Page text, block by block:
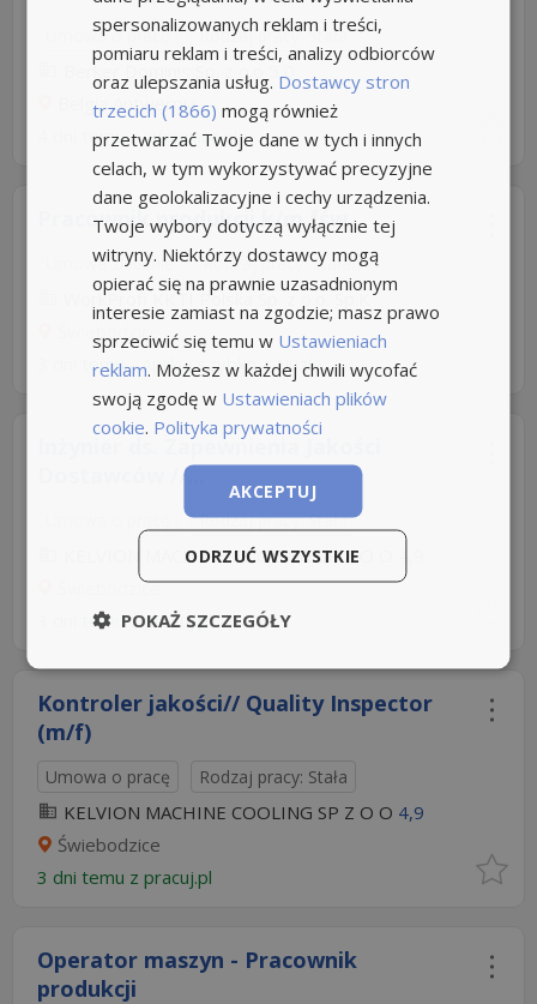
Umowa o pracę Rodzaj pracy: Stała
Berker Dominis Sp. z o.o
5,0
Belgia Antwerpia
4 dni temu zinfopraca.pl
Pracownik produkcji k/m fśw
Umowa zlecenie Rodzaj pracy: Stała
WorkProfi KKTI Polska Sp. z o.o. Sp.K
Świebodzice
3 dni temu -Aplikuj szybko z Nuzle
Inżynier ds. Zapewnienia Jakości
Dostawców //...
Rodzaj pracy: Stała
KELVION MACHINE COOLING SP Z O O
Świebodzice
3 dni temu zpracuj.pl
Kontroler jakości// Quality Inspector
(m/f)
Umowa o pracę Rodzaj pracy: Stała
KELVION MACHINE COOLING SP Z O O 4,9
Świebodzice
3 dni temu z pracuj.pl
Operator maszyn - Pracownik
produkcji
spersonalizowanych reklam i treści,
pomiaru reklam i treści, analizy odbiorców
oraz ulepszania usług. Dostawcy stron
trzecich (1866) mogą również
przetwarzać Twoje dane w tych i innych
celach, w tym wykorzystywać precyzyjne
dane geolokalizacyjne i cechy urządzenia.
Twoje wybory dotyczą wyłącznie tej
witryny. Niektórzy dostawcy mogą
opierać się na prawnie uzasadnionym
interesie zamiast na zgodzie; masz prawo
sprzeciwić się temu w Ustawieniach
reklam. Możesz w każdej chwili wycofać
swoją zgodę w Ustawieniach plików
cookie. Polityka prywatności
AKCEPTUJ
ODRZUĆ WSZYSTKIE
POKAŻ SZCZEGÓŁY